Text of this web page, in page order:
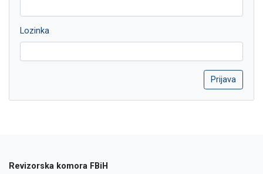
Lozinka
Revizorska komora FBiH